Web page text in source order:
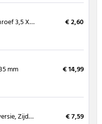
Spaanplaatschroef 3,5 X 16 mm, kruiskop (200 stuks) € 2,60
mm € 14,99
Tip-On lange versie, Zijdewit € 7,59